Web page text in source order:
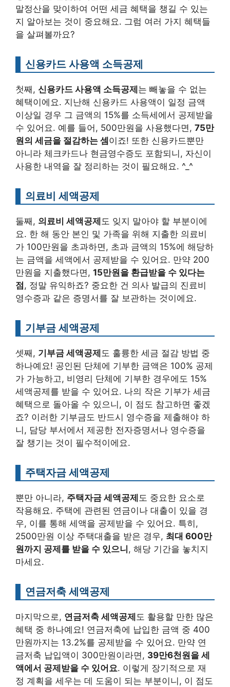
말정산을 맞이하여 어떤 세금 혜택을 챙길 수 있는
지 알아보는 것이 중요해요. 그럼 여러 가지 혜택들
을 살펴볼까요?
신용카드 사용액 소득공제
첫째, 신용카드 사용액 소득공제 는 빼놓을 수 없는
혜택이에요. 지난해 신용카드 사용액이 일정 금액
이상일 경우 그 금액의 15%를 소득세에서 공제받을
수 있어요. 예를 들어, 500만원을 사용했다면, 75만
원의 세금을 절감하는 셈 이죠! 또한 신용카드뿐만
아니라 체크카드나 현금영수증도 포함되니, 자신이
사용한 내역을 잘 정리하는 것이 필요해요. ^_^
의료비 세액공제
둘째, 의료비 세액공제 도 잊지 말아야 할 부분이에
요. 한 해 동안 본인 및 가족을 위해 지출한 의료비
가 100만원을 초과하면, 초과 금액의 15%에 해당하
는 금액을 세액에서 공제받을 수 있어요. 만약 200
만원을 지출했다면, 15만원을 환급받을 수 있다는
점 , 정말 유익하죠? 중요한 건 의사 발급의 진료비
영수증과 같은 증명서를 잘 보관하는 것이에요.
기부금 세액공제
셋째, 기부금 세액공제 도 훌륭한 세금 절감 방법 중
하나예요! 공인된 단체에 기부한 금액은 100% 공제
가 가능하고, 비영리 단체에 기부한 경우에도 15%
세액공제를 받을 수 있어요. 나의 작은 기부가 세금
혜택으로 돌아올 수 있으니, 이 점도 참고하면 좋겠
죠? 이러한 기부금도 반드시 영수증을 제출해야 하
니, 담당 부서에서 제공한 전자증명서나 영수증을
잘 챙기는 것이 필수적이에요.
주택자금 세액공제
뿐만 아니라, 주택자금 세액공제 도 중요한 요소로
작용해요. 주택에 관련된 연금이나 대출이 있을 경
우, 이를 통해 세액을 공제받을 수 있어요. 특히,
2500만원 이상 주택대출을 받은 경우, 최대 600만
원까지 공제를 받을 수 있으니 , 해당 기간을 놓치지
마세요.
연금저축 세액공제
마지막으로, 연금저축 세액공제 도 활용할 만한 많은
혜택 중 하나예요! 연금저축에 납입한 금액 중 400
만원까지는 13.2%를 공제받을 수 있어요. 만약 연
금저축 납입액이 300만원이라면, 39만6천원을 세
액에서 공제받을 수 있어요. 이렇게 장기적으로 재
정 계획을 세우는 데 도움이 되는 부분이니, 이 점도